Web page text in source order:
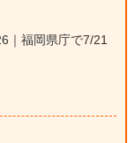
｜福岡県庁で7/21